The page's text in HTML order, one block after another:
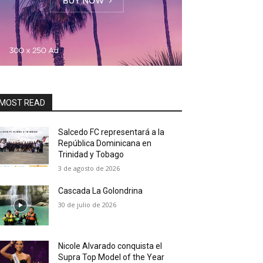
READ
Salcedo FC representará a la
República Dominicana en
Trinidad y Tobago
3 de agosto de 2026
Cascada La Golondrina
30 de julio de 2026
Nicole Alvarado conquista el
Supra Top Model of the Year